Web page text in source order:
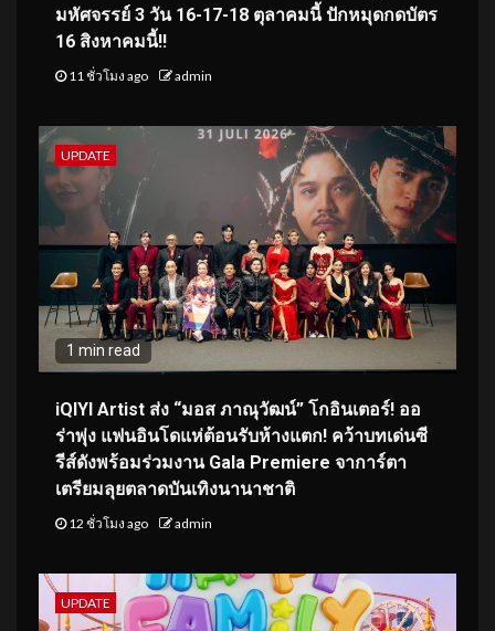
มหัศจรรย์ 3 วัน 16-17-18 ตุลาคมนี้ ปักหมุดกดบัตร
16 สิงหาคมนี้!!
11 ชั่วโมง ago admin
UPDATE
1 min read
iQIYI Artist ส่ง “มอส ภาณุวัฒน์” โกอินเตอร์! ออ
ร่าพุ่ง แฟนอินโดแห่ต้อนรับห้างแตก! คว้าบทเด่นซี
รีส์ดังพร้อมร่วมงาน Gala Premiere จาการ์ตา
เตรียมลุยตลาดบันเทิงนานาชาติ
12 ชั่วโมง ago admin
UPDATE